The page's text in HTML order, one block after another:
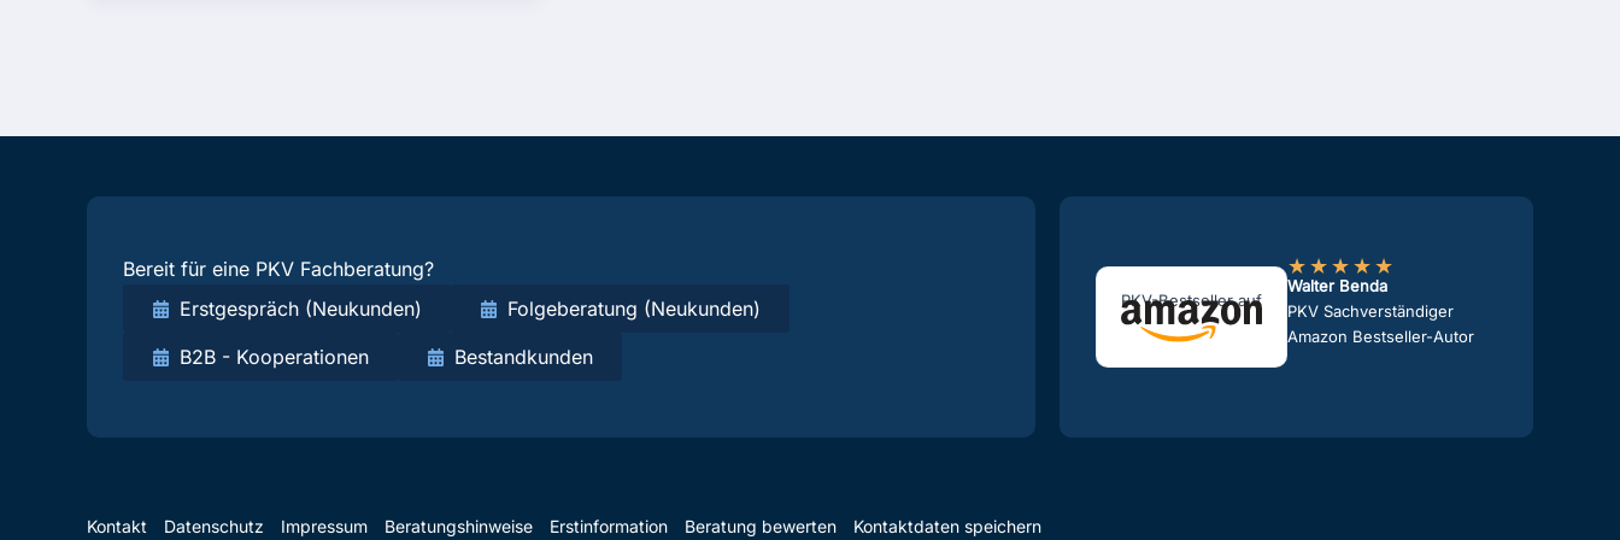
Bereit für eine PKV Fachberatung?
Erstgespräch (Neukunden)
Folgeberatung (Neukunden)
B2B - Kooperationen
Bestandkunden
PKV-Bestseller auf
★★★★★
Walter Benda
PKV Sachverständiger
Amazon Bestseller-Autor
Kontakt Datenschutz Impressum Beratungshinweise Erstinformation Beratung bewerten Kontaktdaten speichern